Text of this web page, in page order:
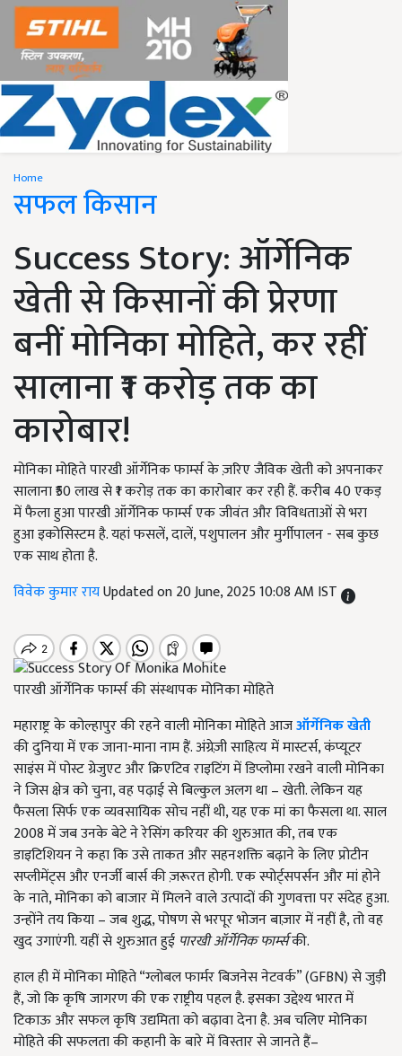
Home
सफल किसान
Success Story: ऑर्गेनिक
खेती से किसानों की प्रेरणा
बनीं मोनिका मोहिते, कर रहीं
सालाना ₹1 करोड़ तक का
कारोबार!
मोनिका मोहिते पारखी ऑर्गेनिक फार्म्स के ज़रिए जैविक खेती को अपनाकर
सालाना ₹50 लाख से ₹1 करोड़ तक का कारोबार कर रही हैं. करीब 40 एकड़
में फैला हुआ पारखी ऑर्गेनिक फार्म्स एक जीवंत और विविधताओं से भरा
हुआ इकोसिस्टम है. यहां फसलें, दालें, पशुपालन और मुर्गीपालन - सब कुछ
एक साथ होता है.
विवेक कुमार रायUpdated on 20 June, 2025 10:08 AM IST
पारखी ऑर्गेनिक फार्म्स की संस्थापक मोनिका मोहिते
महाराष्ट्र के कोल्हापुर की रहने वाली मोनिका मोहिते आजऑर्गेनिक खेती
की दुनिया में एक जाना-माना नाम हैं. अंग्रेज़ी साहित्य में मास्टर्स,कंप्यूटर
साइंस में पोस्ट ग्रेजुएट और क्रिएटिव राइटिंग में डिप्लोमा रखने वाली मोनिका
ने जिस क्षेत्र को चुना,वह पढ़ाई से बिल्कुल अलग था – खेती. लेकिन यह
फैसला सिर्फ एक व्यवसायिक सोच नहीं थी,यह एक मां का फैसला था. साल
2008में जब उनके बेटे ने रेसिंग करियर की शुरुआत की,तब एक
डाइटिशियन ने कहा कि उसे ताकत और सहनशक्ति बढ़ाने के लिए प्रोटीन
सप्लीमेंट्स और एनर्जी बार्स की ज़रूरत होगी. एक स्पोर्ट्सपर्सन और मां होने
के नाते,मोनिका को बाजार में मिलने वाले उत्पादों की गुणवत्ता पर संदेह हुआ.
उन्होंने तय किया – जब शुद्ध,पोषण से भरपूर भोजन बाज़ार में नहीं है,तो वह
खुद उगाएंगी. यहीं से शुरुआत हुई पारखी ऑर्गेनिक फार्म्सकी.
हाल ही में मोनिका मोहिते “ग्लोबल फार्मर बिजनेस नेटवर्क” (GFBN) से जुड़ी
हैं, जो कि कृषि जागरण की एक राष्ट्रीय पहल है. इसका उद्देश्य भारत में
टिकाऊ और सफल कृषि उद्यमिता को बढ़ावा देना है. अब चलिए मोनिका
मोहिते की सफलता की कहानी के बारे में विस्तार से जानते हैं–